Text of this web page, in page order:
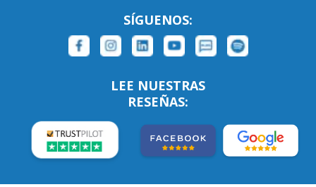
SÍGUENOS:
LEE NUESTRAS
RESEÑAS: